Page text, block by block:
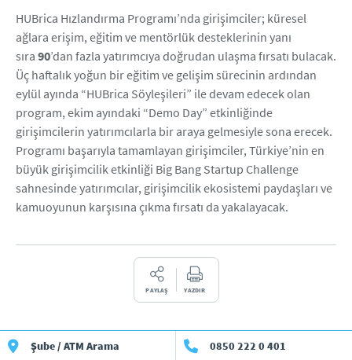
HUBrica Hızlandırma Programı’nda girişimciler; küresel
ağlara erişim, eğitim ve mentörlük desteklerinin yanı
sıra 90’dan fazla yatırımcıya doğrudan ulaşma fırsatı bulacak.
Üç haftalık yoğun bir eğitim ve gelişim sürecinin ardından
eylül ayında “HUBrica Söyleşileri” ile devam edecek olan
program, ekim ayındaki “Demo Day” etkinliğinde
girişimcilerin yatırımcılarla bir araya gelmesiyle sona erecek.
Programı başarıyla tamamlayan girişimciler, Türkiye’nin en
büyük girişimcilik etkinliği Big Bang Startup Challenge
sahnesinde yatırımcılar, girişimcilik ekosistemi paydaşları ve
kamuoyunun karşısına çıkma fırsatı da yakalayacak.
PAYLAŞ YAZDIR
Şube / ATM Arama 0850 222 0 401